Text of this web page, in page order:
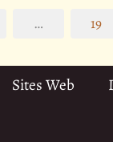
… 19
Sites Web